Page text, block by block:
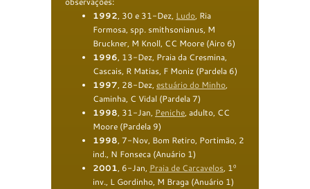
1992, 30 e 31-Dez, Ludo, Ria
Formosa, spp. smithsonianus, M
Bruckner, M Knoll, CC Moore (Airo 6)
1996, 13-Dez, Praia da Cresmina,
Cascais, R Matias, F Moniz (Pardela 6)
1997, 28-Dez, estuário do Minho,
Caminha, C Vidal (Pardela7)
1998, 31-Jan, Peniche, adulto, CC
Moore (Pardela 9)
1998, 7-Nov, Bom Retiro, Portimão, 2
ind., N Fonseca (Anuário 1)
2001, 6-Jan, Praia de Carcavelos, 1º
inv., L Gordinho, M Braga (Anuário 1)